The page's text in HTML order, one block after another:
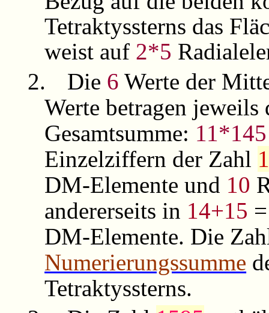
Tetraktyssterns das
weist auf 2*5
2.
Die 6 Werte der
Werte betragen
Gesamtsumme:
Einzelziffern der Zahl
DM-Elemente und 10
andererseits in 14+15
DM-Elemente. Die
Numerierungssumme
Tetraktyssterns.